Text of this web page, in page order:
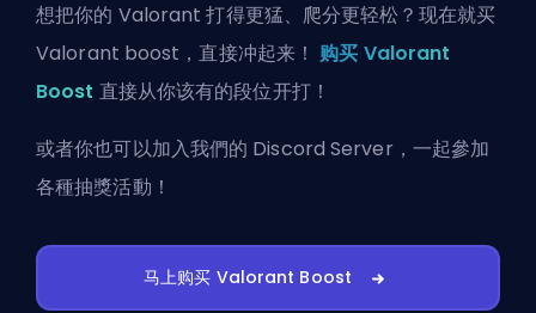
想把你的 Valorant 打得更猛、爬分更轻松？现在就买
Valorant boost，直接冲起来！购买 Valorant
Boost 直接从你该有的段位开打！
或者你也可以加入我們的 Discord Server ，一起參加
各種抽獎活動！
马上购买 Valorant Boost